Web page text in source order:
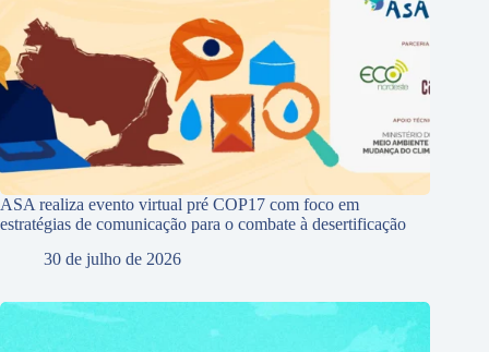
ASA realiza evento virtual pré COP17 com foco em
estratégias de comunicação para o combate à desertificação
30 de julho de 2026